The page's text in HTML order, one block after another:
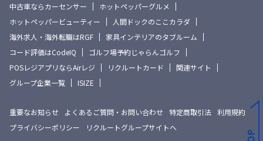
中古車ならカーセンサー
ホットペッパーグルメ
ホットペッパービューティー
人間ドックのここカラダ
海外求人・海外転職はRGF
家具インテリアのタブルーム
コード評価はCodeIQ
ゴルフ場予約じゃらんゴルフ
POSレジアプリならAirレジ
リクルートカード
関連サイト
グループ企業一覧
ISIZE
重要なお知らせ よくあるご質問・お問い合わせ 特定商取引法 利用規約
プライバシーポリシー
リクルートグループサイトへ